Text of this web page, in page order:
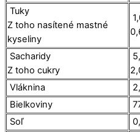
Tuky
Z toho nasítené mastné
kyseliny
Sacharidy
Z toho cukry
Vláknina
Bielkoviny
Soľ